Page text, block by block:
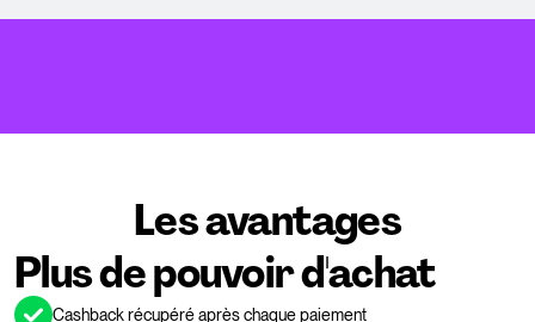
Les avantages
Plus de pouvoir d'achat
Cashback récupéré après chaque paiement